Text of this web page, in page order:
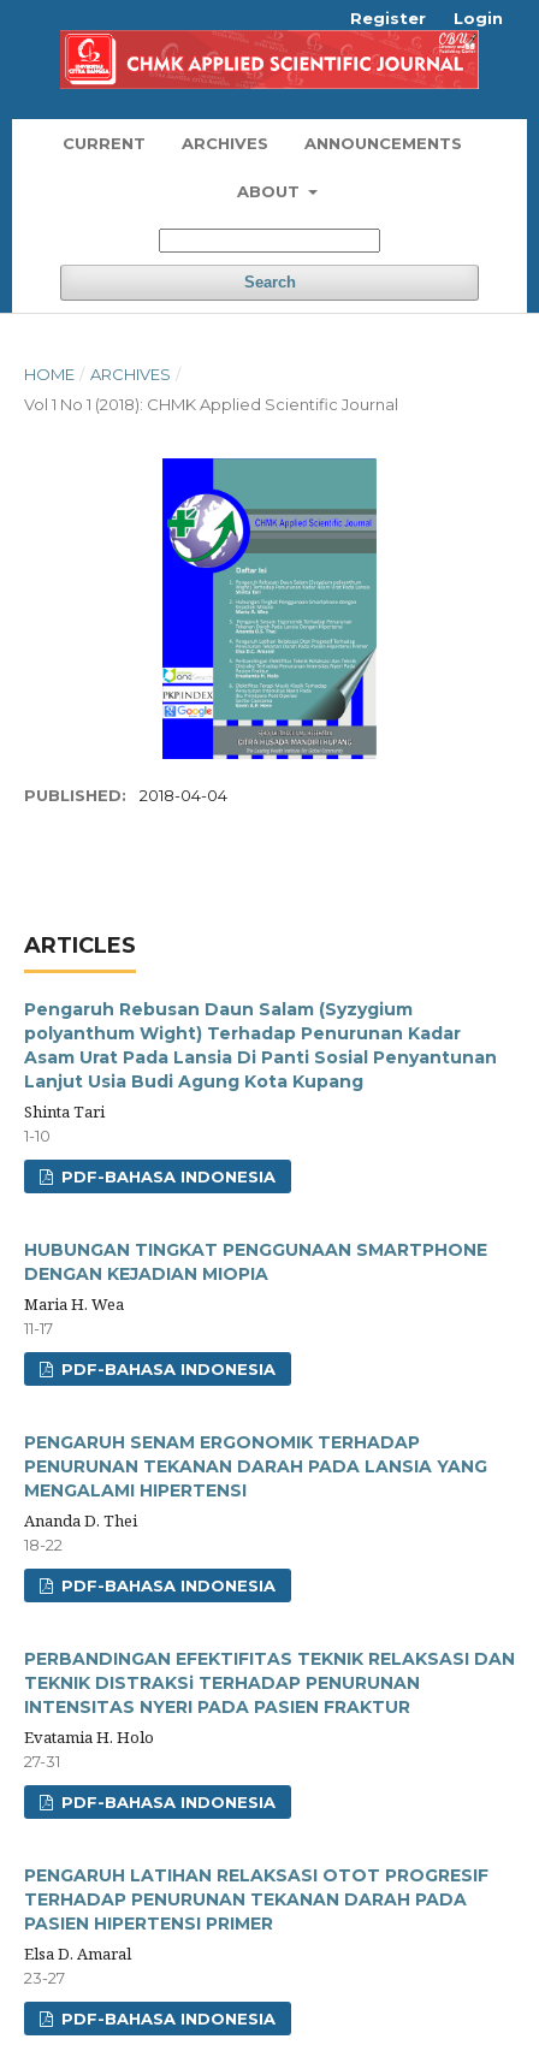
CURRENT ARCHIVES ANNOUNCEMENTS
ABOUT
Search
Register Login
HOME / ARCHIVES /
Vol 1 No 1 (2018): CHMK Applied Scientific Journal
PUBLISHED: 2018-04-04
ARTICLES
Pengaruh Rebusan Daun Salam (Syzygium
polyanthum Wight) Terhadap Penurunan Kadar
Asam Urat Pada Lansia Di Panti Sosial Penyantunan
Lanjut Usia Budi Agung Kota Kupang
Shinta Tari
1-10
PDF-BAHASA INDONESIA
HUBUNGAN TINGKAT PENGGUNAAN SMARTPHONE
DENGAN KEJADIAN MIOPIA
Maria H. Wea
11-17
PDF-BAHASA INDONESIA
PENGARUH SENAM ERGONOMIK TERHADAP
PENURUNAN TEKANAN DARAH PADA LANSIA YANG
MENGALAMI HIPERTENSI
Ananda D. Thei
18-22
PDF-BAHASA INDONESIA
PERBANDINGAN EFEKTIFITAS TEKNIK RELAKSASI DAN
TEKNIK DISTRAKSi TERHADAP PENURUNAN
INTENSITAS NYERI PADA PASIEN FRAKTUR
Evatamia H. Holo
27-31
PDF-BAHASA INDONESIA
PENGARUH LATIHAN RELAKSASI OTOT PROGRESIF
TERHADAP PENURUNAN TEKANAN DARAH PADA
PASIEN HIPERTENSI PRIMER
Elsa D. Amaral
23-27
PDF-BAHASA INDONESIA